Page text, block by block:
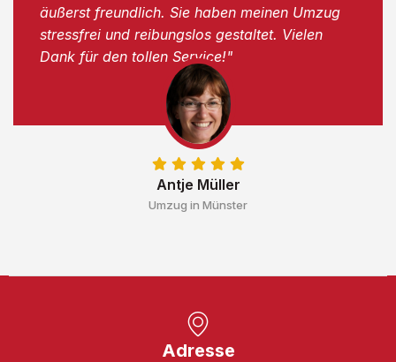
Antje Müller
Umzug in Münster
äußerst freundlich. Sie haben meinen Umzug
stressfrei und reibungslos gestaltet. Vielen
Dank für den tollen Service!"
Adresse